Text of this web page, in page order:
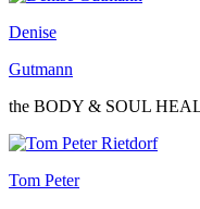
Denise
Gutmann
the BODY & SOUL
Tom Peter